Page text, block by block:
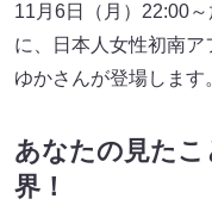
11月6日（月）22:00
に、日本人女性初南ア
ゆかさんが登場します
あなたの見た
界！